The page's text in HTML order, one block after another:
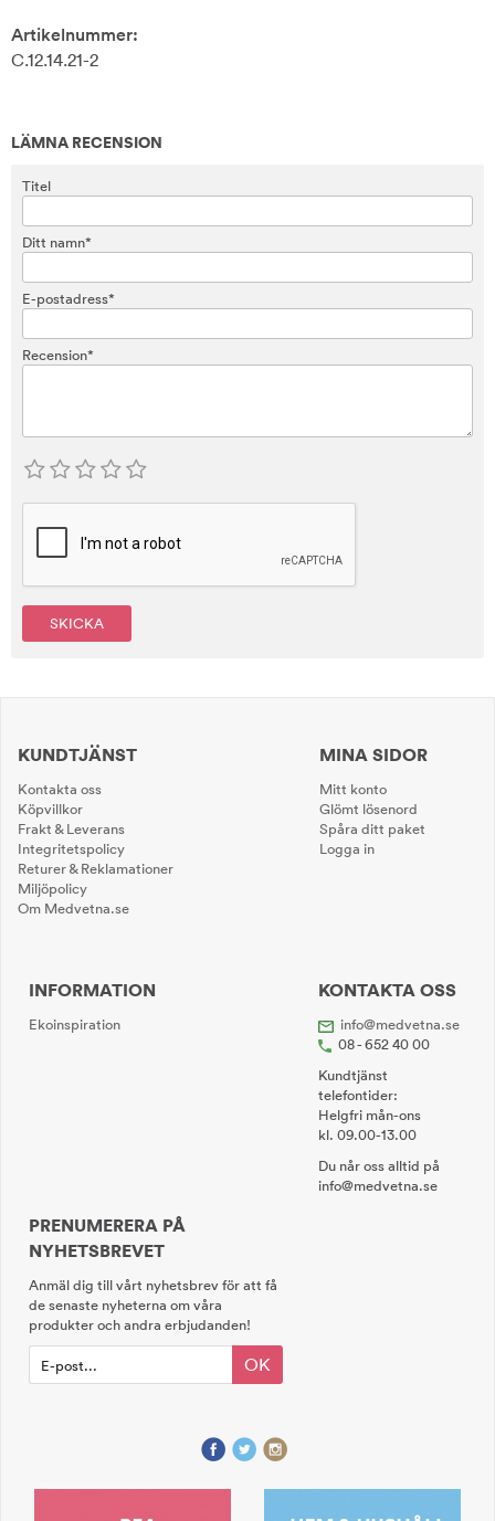
Artikelnummer:
C.12.14.21-2
LÄMNA RECENSION
Titel
Ditt namn*
E-postadress*
Recension*
SKICKA
KUNDTJÄNST
Kontakta oss
Köpvillkor
Frakt & Leverans
Integritetspolicy
Returer & Reklamationer
Miljöpolicy
Om Medvetna.se
MINA SIDOR
Mitt konto
Glömt lösenord
Spåra ditt paket
Logga in
INFORMATION
Ekoinspiration
KONTAKTA OSS
info@medvetna.se
08 - 652 40 00
Kundtjänst
telefontider:
Helgfri mån-ons
kl. 09.00-13.00
Du når oss alltid på
info@medvetna.se
PRENUMERERA PÅ
NYHETSBREVET
Anmäl dig till vårt nyhetsbrev för att få
de senaste nyheterna om våra
produkter och andra erbjudanden!
OK